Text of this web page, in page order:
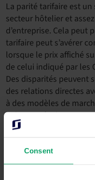
Consent
La parité tarifaire est
secteur hôtelier et
d’entreprise. Cela peut
tarifaire peut s’avérer
lorsque le prix affiché
de celui indiqué par les
Des disparités peuvent
des relations directes
à des modèles de
Cela peut également se
pas d’accord
considéré comme le
la pratique de la parité